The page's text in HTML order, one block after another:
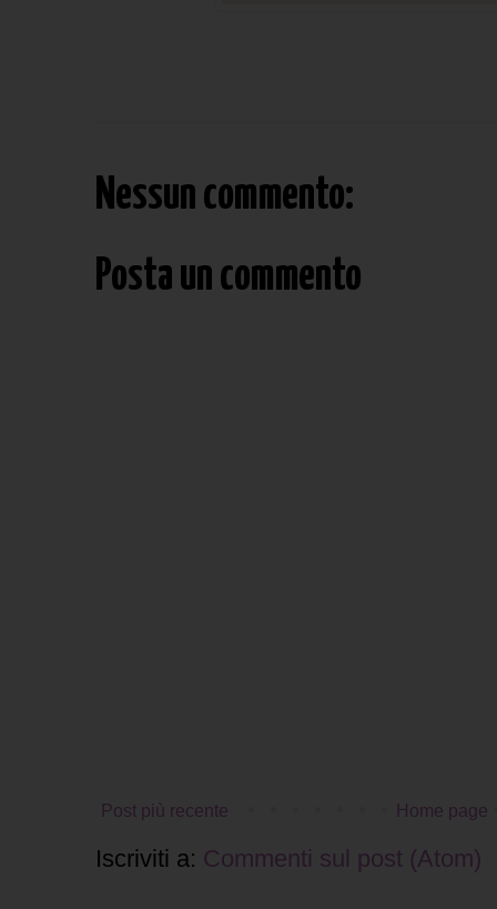
Nessun commento:
Posta un commento
Post più recente Home page
Iscriviti a: Commenti sul post (Atom)